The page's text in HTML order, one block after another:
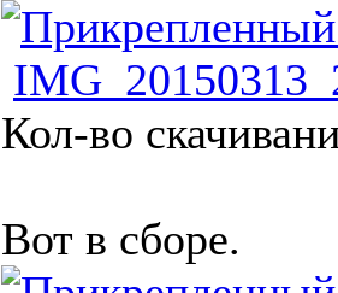
Кол-во
Вот в сборе.